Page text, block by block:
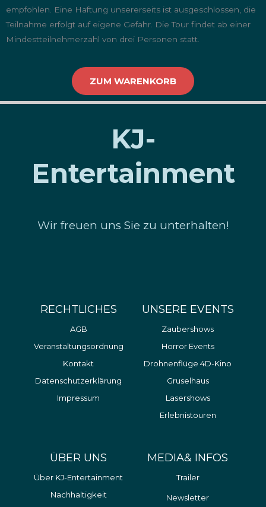
empfohlen. Eine Haftung unsererseits ist ausgeschlossen, die
Teilnahme erfolgt auf eigene Gefahr. Die Tour findet ab einer
Mindestteilnehmerzahl von drei Personen statt.
ZUM WARENKORB
KJ-
Entertainment
Wir freuen uns Sie zu unterhalten!
RECHTLICHES
AGB
Veranstaltungsordnung
Kontakt
Datenschutzerklärung
Impressum
UNSERE EVENTS
Zaubershows
Horror Events
Drohnenflüge 4D-Kino
Gruselhaus
Lasershows
Erlebnistouren
ÜBER UNS
Über KJ-Entertainment
Nachhaltigkeit
MEDIA& INFOS
Trailer
Newsletter